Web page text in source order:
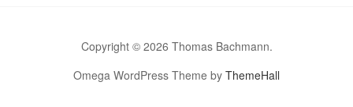
Copyright © 2026 Thomas Bachmann.
Omega WordPress Theme by ThemeHall